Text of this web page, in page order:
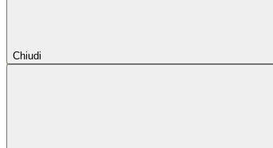
Chiudi